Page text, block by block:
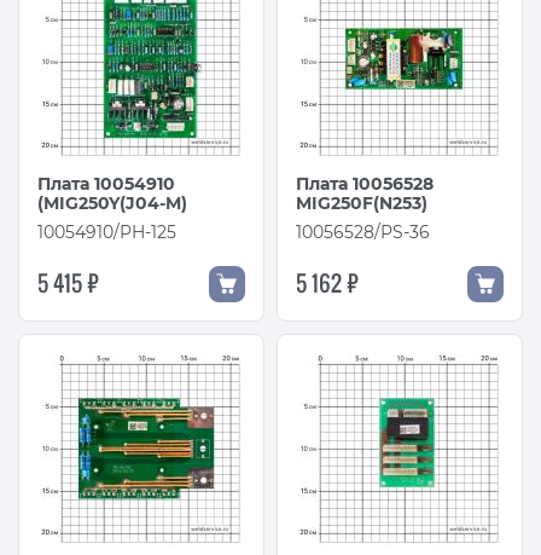
Плата 10054910
(MIG250Y(J04-M)
10054910/PH-125
5 415 ₽
Плата 10056528
MIG250F(N253)
10056528/PS-36
5 162 ₽